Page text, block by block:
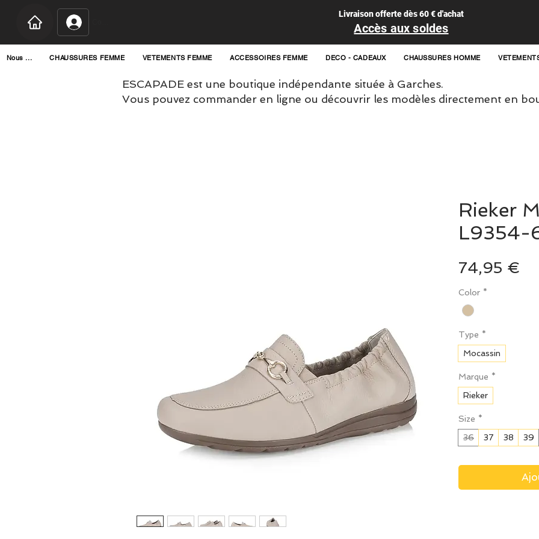
Livraison offerte dès 60 € d'achat
Accès aux soldes
Nous ... CHAUSSURES FEMME VETEMENTS FEMME ACCESSOIRES FEMME DECO - CADEAUX CHAUSSURES HOMME
ESCAPADE est une boutique indépendante située à Garches.
Vous pouvez commander en ligne ou découvrir les modèles directement en
Rieker
L9354-
74,95 €
Color *
Type *
Mocassin
Marque *
Rieker
Size *
36
37 38 39